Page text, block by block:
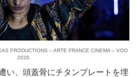
PRODUCTIONS – ARTE FRANCE CINEMA – VOO
2020
い、頭蓋骨にチタンプレートを埋